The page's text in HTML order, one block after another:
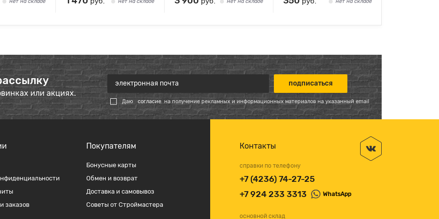
или акциях.
Даю согласие на получение рекламных и информационных материалов на указанный email
Контакты
справки по телефону
+7 (4236) 74-27-25
+7 924 233 3313
WhatsApp
основной склад
заказов
Покупателям
Бонусные карты
Обмен и возврат
Доставка и самовывоз
Советы от Строймастера